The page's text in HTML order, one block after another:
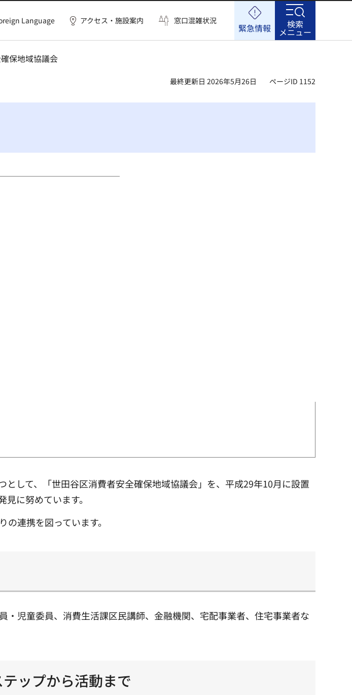
Language アクセス・施設案内 窓口混雑状況
緊急情報 検索
メニュー
保地域協議会
最終更新日 2026年5月26日 ページID 1152
して、「世田谷区消費者安全確保地域協議会」を、平成29年10月に設置
に努めています。
連携を図っています。
児童委員、消費生活課区民講師、金融機関、宅配事業者、住宅事業者な
ップから活動まで